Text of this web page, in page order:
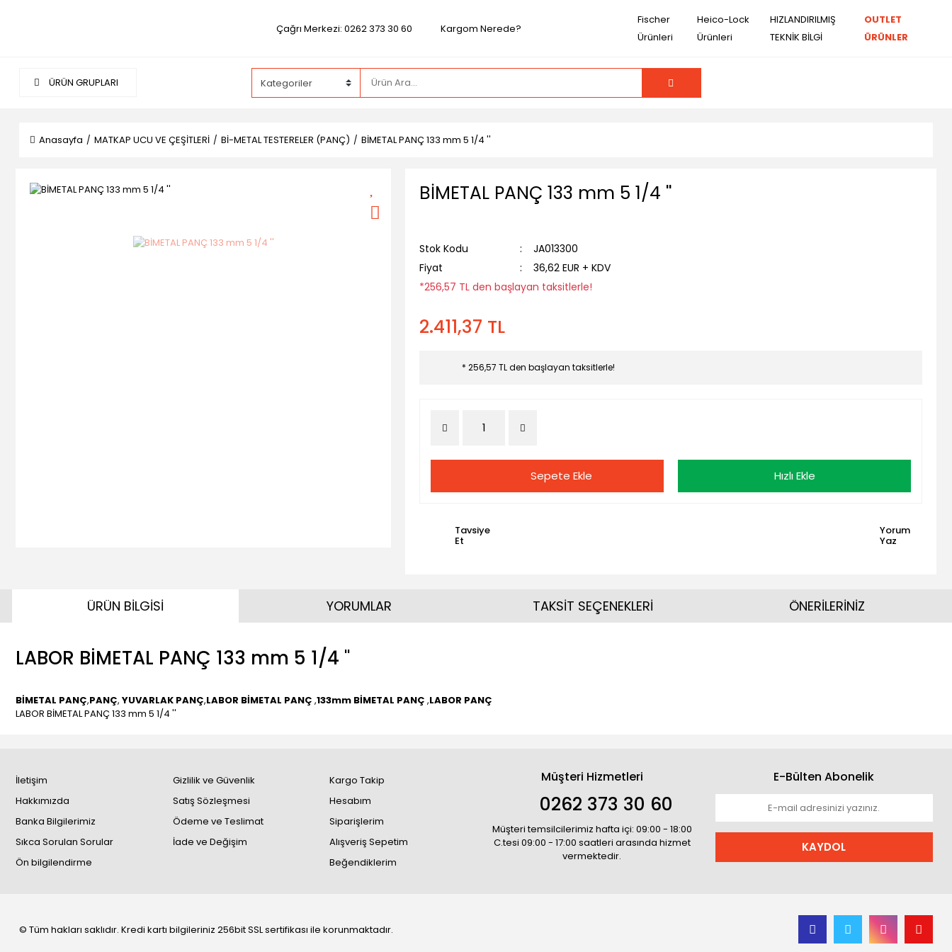
Çağrı Merkezi: 0262 373 30 60 Kargom Nerede?
Fischer
Ürünleri
Heico-Lock
Ürünleri
HIZLANDIRILMIŞ
TEKNİK BİLGİ
OUTLET
ÜRÜNLER
ÜRÜN GRUPLARI
Anasayfa MATKAP UCU VE ÇEŞİTLERİ Bİ-METAL TESTERELER (PANÇ) BİMETAL PANÇ 133 mm 5 1/4 ''
BİMETAL PANÇ 133 mm 5 1/4 ''
Stok Kodu
JA013300
Fiyat
36,62 EUR + KDV
*256,57 TL den başlayan taksitlerle!
2.411,37 TL
* 256,57 TL den başlayan taksitlerle!
Sepete Ekle Hızlı Ekle
Tavsiye
Et
Yorum
Yaz
ÜRÜN BİLGİSİ
LABOR BİMETAL PANÇ 133 mm 5 1/4 ''
BİMETAL PANÇ,PANÇ, YUVARLAK PANÇ,LABOR BİMETAL PANÇ ,133mm BİMETAL PANÇ ,LABOR PANÇ
LABOR BİMETAL PANÇ 133 mm 5 1/4 ''
YORUMLAR TAKSİT SEÇENEKLERİ ÖNERİLERİNİZ
İletişim
Hakkımızda
Banka Bilgilerimiz
Sıkca Sorulan Sorular
Ön bilgilendirme
Gizlilik ve Güvenlik
Satış Sözleşmesi
Ödeme ve Teslimat
İade ve Değişim
Kargo Takip
Hesabım
Siparişlerim
Alışveriş Sepetim
Beğendiklerim
Müşteri Hizmetleri
0262 373 30 60
Müşteri temsilcilerimiz hafta içi: 09:00 - 18:00
C.tesi 09:00 - 17:00 saatleri arasında hizmet
vermektedir.
E-Bülten Abonelik
KAYDOL
© Tüm hakları saklıdır. Kredi kartı bilgileriniz 256bit SSL sertifikası ile korunmaktadır.